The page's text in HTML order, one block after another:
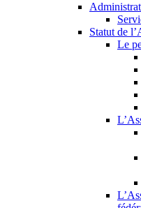
Statut de
Le